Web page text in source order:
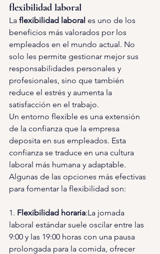
flexibilidad laboral
La flexibilidad laboral es uno de los
beneficios más valorados por los
empleados en el mundo actual. No
solo les permite gestionar mejor sus
responsabilidades personales y
profesionales, sino que también
reduce el estrés y aumenta la
satisfacción en el trabajo.
Un entorno flexible es una extensión
de la confianza que la empresa
deposita en sus empleados. Esta
confianza se traduce en una cultura
laboral más humana y adaptable.
Algunas de las opciones más efectivas
para fomentar la flexibilidad son:
1. Flexibilidad horaria:La jornada
laboral estándar suele oscilar entre las
9:00 y las 19:00 horas con una pausa
prolongada para la comida, ofrecer